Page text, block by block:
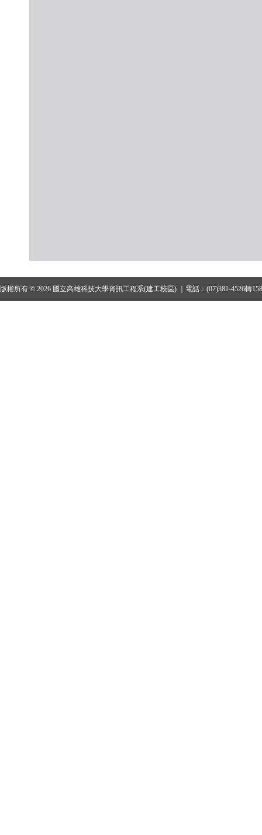
版權所有 © 2026 國立高雄科技大學資訊工程系(建工校區) ｜電話：(07)381-4526轉